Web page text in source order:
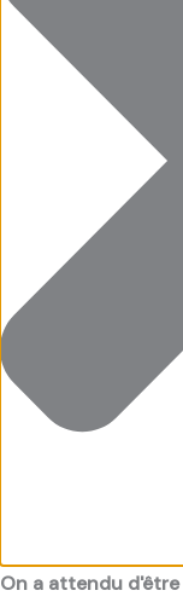
On a attendu